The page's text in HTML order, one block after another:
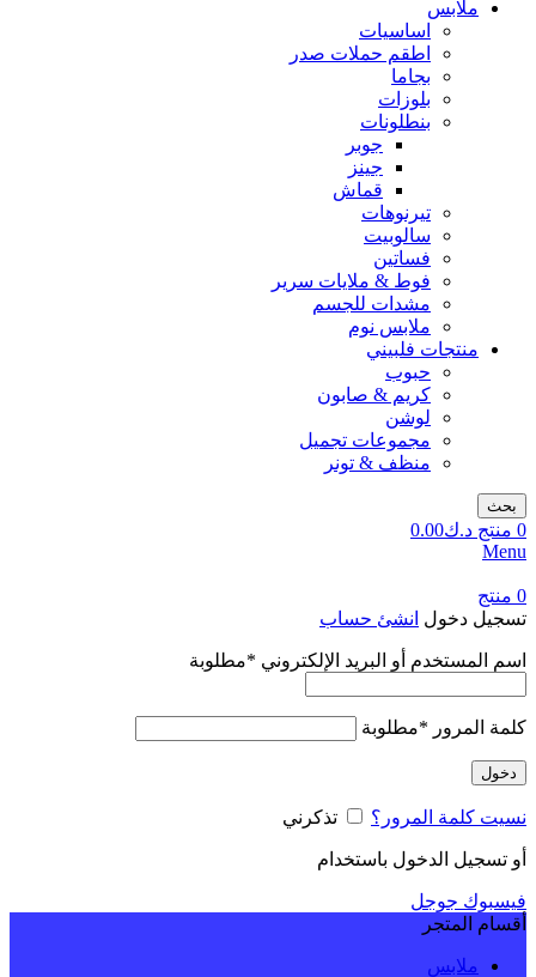
ملابس
اساسيات
اطقم حملات صدر
بجاما
بلوزات
بنطلونات
جوبر
جينز
قماش
تيرنوهات
سالوبيت
فساتين
فوط & ملايات سرير
مشدات للجسم
ملابس نوم
منتجات فلبيني
حبوب
كريم & صابون
لوشن
مجموعات تجميل
منظف & تونر
بحث
0 منتج د.ك0.00
Menu
0 منتج
تسجيل دخول انشئ حساب
اسم المستخدم أو البريد الإلكتروني *مطلوبة
كلمة المرور *مطلوبة
دخول
نسيت كلمة المرور؟ تذكرني
أو تسجيل الدخول باستخدام
فيسبوك جوجل
أقسام المتجر
ملابس